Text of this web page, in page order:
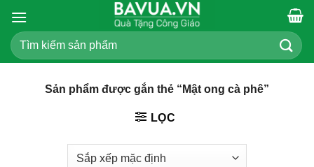
đến
nội
dung
Tìm
kiếm:
Sản phẩm được gắn thẻ “Mật ong cà phê”
LỌC